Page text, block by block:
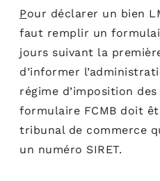
Pour déclarer un bien
faut remplir un
jours suivant la
d’informer
régime d’imposition
formulaire FCMB doit
tribunal de commerce
un numéro SIRET.